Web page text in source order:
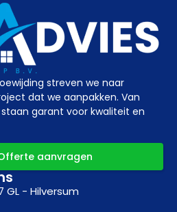
streven we naar
dat we aanpakken. Van
garant voor kwaliteit en
aanvragen
GL - Hilversum